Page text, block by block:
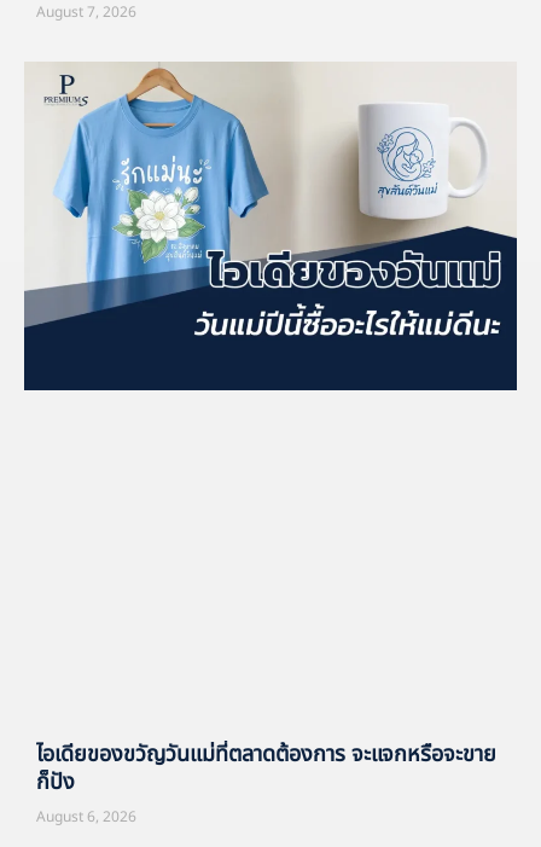
August 7, 2026
ไอเดียของขวัญวันแม่ที่ตลาดต้องการ จะแจกหรือจะขาย
ก็ปัง
August 6, 2026